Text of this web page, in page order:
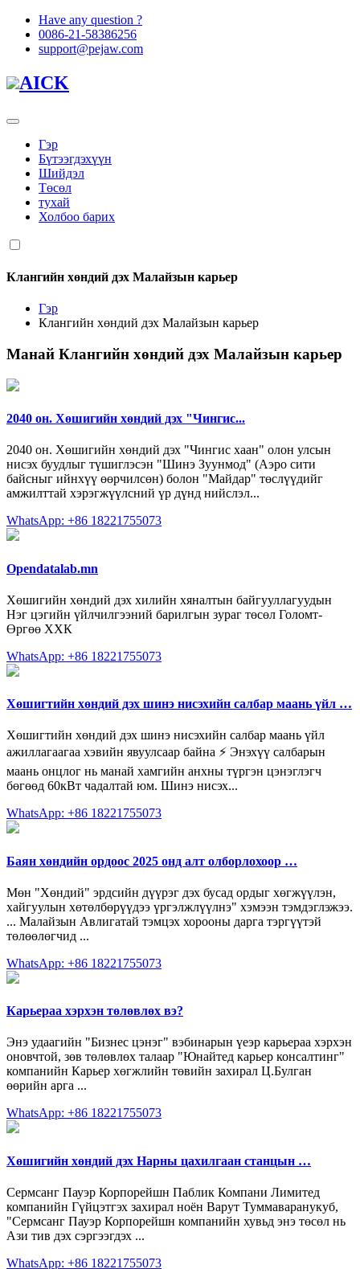
Have any question ?
0086-21-58386256
support@pejaw.com
AICK
Гэр
Бүтээгдэхүүн
Шийдэл
Төсөл
тухай
Холбоо барих
Клангийн хөндий дэх Малайзын карьер
Гэр
Клангийн хөндий дэх Малайзын карьер
Манай Клангийн хөндий дэх Малайзын карьер
2040 он. Хөшигийн хөндий дэх "Чингис...
2040 он. Хөшигийн хөндий дэх "Чингис хаан" олон улсын
нисэх буудлыг түшиглэсэн "Шинэ Зуунмод" (Аэро сити
байсныг ийнхүү өөрчилсөн) болон "Майдар" төслүүдийг
амжилттай хэрэгжүүлсний үр дүнд нийслэл...
WhatsApp: +86 18221755073
Opendatalab.mn
Хөшигийн хөндий дэх хилийн хяналтын байгууллагуудын
Нэг цэгийн үйлчилгээний барилгын зураг төсөл Голомт-
Өргөө ХХК
WhatsApp: +86 18221755073
Хөшигтийн хөндий дэх шинэ нисэхийн салбар маань үйл …
Хөшигтийн хөндий дэх шинэ нисэхийн салбар маань үйл
ажиллагаагаа хэвийн явуулсаар байна ⚡ Энэхүү салбарын
маань онцлог нь манай хамгийн анхны түргэн цэнэглэгч
бөгөөд 60кВт чадалтай юм. Шинэ нисэх...
WhatsApp: +86 18221755073
Баян хөндийн ордоос 2025 онд алт олборлохоор …
Мөн "Хөндий" эрдсийн дүүрэг дэх бусад ордыг хөгжүүлэн,
хайгуулын хөтөлбөрүүдээ үргэлжлүүлнэ" хэмээн тэмдэглэжээ.
... Малайзын Авлигатай тэмцэх хорооны дарга тэргүүтэй
төлөөлөгчид ...
WhatsApp: +86 18221755073
Карьераа хэрхэн төлөвлөх вэ?
Энэ удаагийн "Бизнес цэнэг" вэбинарын үеэр карьераа хэрхэн
оновчтой, зөв төлөвлөх талаар "Юнайтед карьер консалтинг"
компанийн Карьер хөгжлийн төвийн захирал Ц.Булган
өөрийн арга ...
WhatsApp: +86 18221755073
Хөшигийн хөндий дэх Нарны цахилгаан станцын …
Сермсанг Пауэр Корпорейшн Паблик Компани Лимитед
компанийн Гүйцэтгэх захирал ноён Варут Туммаваранукуб,
"Сермсанг Пауэр Корпорейшн компанийн хувьд энэ төсөл нь
Ази тив дэх сэргээгдэх ...
WhatsApp: +86 18221755073